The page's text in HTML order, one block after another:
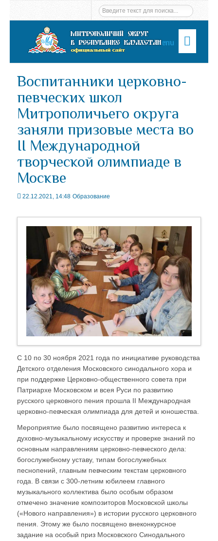
Menu
Воспитанники церковно-
певческих школ
Митрополичьего округа
заняли призовые места во
II Международной
творческой олимпиаде в
Москве
22.12.2021, 14:48 Образование
С 10 по 30 ноября 2021 года по инициативе руководства
Детского отделения Московского синодального хора и
при поддержке Церковно-общественного совета при
Патриархе Московском и всея Руси по развитию
русского церковного пения прошла II Международная
церковно-певческая олимпиада для детей и юношества.
Мероприятие было посвящено развитию интереса к
духовно-музыкальному искусству и проверке знаний по
основным направлениям церковно-певческого дела:
богослужебному уставу, типам богослужебных
песнопений, главным певческим текстам церковного
года. В связи с 300-летним юбилеем главного
музыкального коллектива было особым образом
отмечено значение композиторов Московской школы
(«Нового направления») в истории русского церковного
пения. Этому же было посвящено внеконкурсное
задание на особый приз Московского Синодального